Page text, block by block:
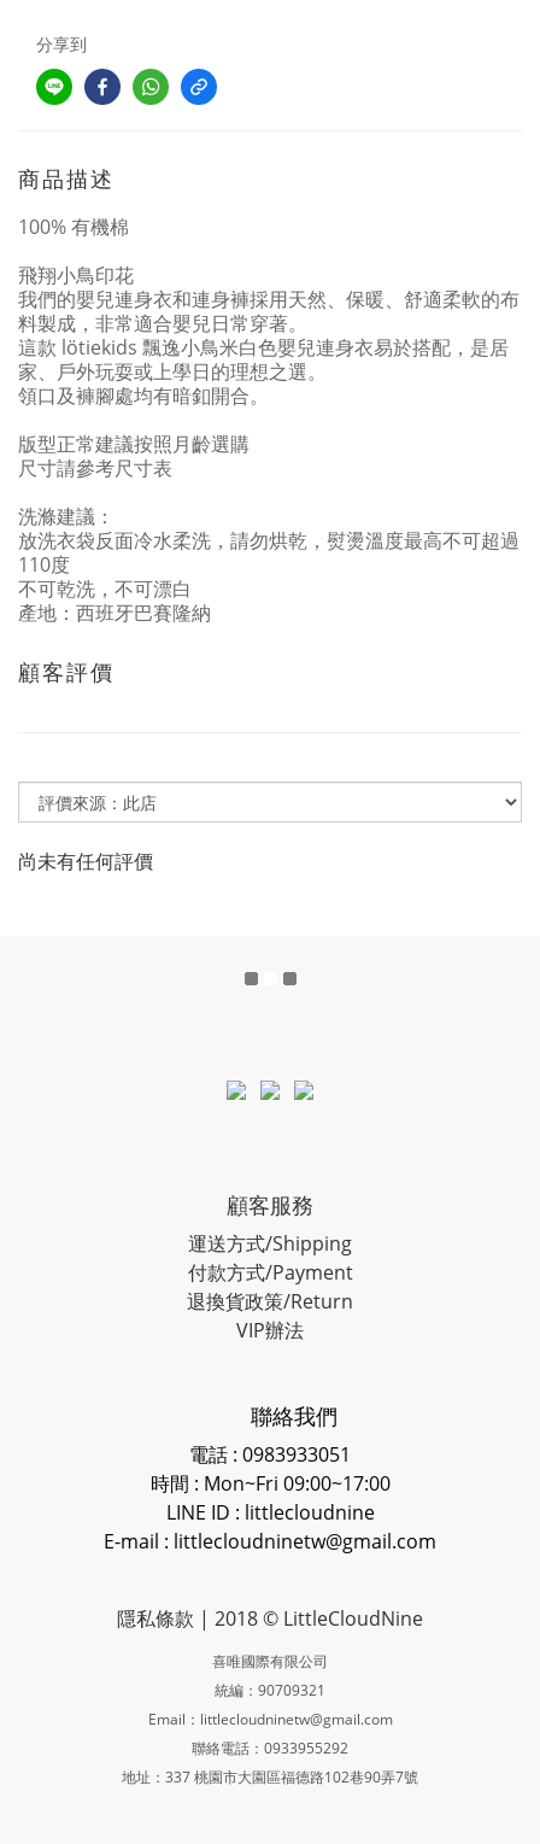
分享到
商品描述
100% 有機棉
飛翔小鳥印花
我們的嬰兒連身衣和連身褲採用天然、保暖、舒適柔軟的布
料製成，非常適合嬰兒日常穿著。
這款 lötiekids 飄逸小鳥米白色嬰兒連身衣易於搭配，是居
家、戶外玩耍或上學日的理想之選。
領口及褲腳處均有暗釦開合。
版型正常建議按照月齡選購
尺寸請參考尺寸表
洗滌建議：
放洗衣袋反面冷水柔洗，請勿烘乾，熨燙溫度最高不可超過
110度
不可乾洗，不可漂白
產地：西班牙巴賽隆納
顧客評價
尚未有任何評價
顧客服務
運送方式/Shipping
付款方式/Payment
退換貨政策/Return
VIP辦法
聯絡我們
電話 : 0983933051
時間 : Mon~Fri 09:00~17:00
LINE ID : littlecloudnine
E-mail : littlecloudninetw@gmail.com
隱私條款 | 2018 © LittleCloudNine
喜唯國際有限公司
統編：90709321
Email：littlecloudninetw@gmail.com
聯絡電話：0933955292
地址：337 桃園市大園區福德路102巷90弄7號